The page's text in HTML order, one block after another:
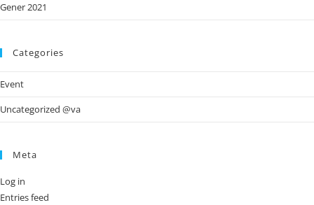
Gener 2021
Categories
Event
Uncategorized @va
Meta
Log in
Entries feed